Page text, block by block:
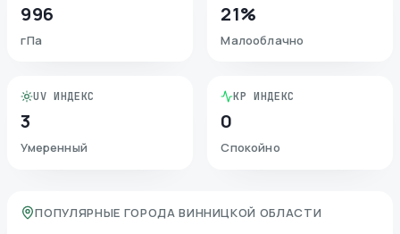
996
гПа
21%
Малооблачно
UV ИНДЕКС
3
Умеренный
KP ИНДЕКС
0
Спокойно
ПОПУЛЯРНЫЕ ГОРОДА ВИННИЦКОЙ ОБЛАСТИ